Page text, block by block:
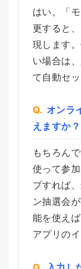
はい。「
更すると
現します
い場合は
て自動セ
オンラ
えますか？
もちろん
使って参
プすれば
ン抽選会
能を使え
アプリの